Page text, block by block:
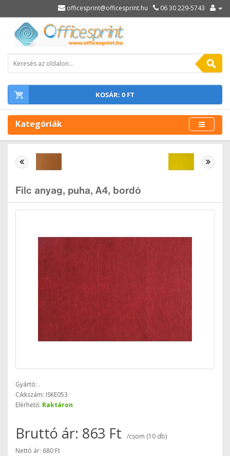
officesprint@officesprint.hu 06 30 229-5743
KOSÁR: 0 FT
Kategóriák
Filc anyag, puha, A4, bordó
Gyártó: .
Cikkszám: ISKE053
Elérhető: Raktáron
Bruttó ár: 863 Ft
/csom (10 db)
Nettó ár: 680 Ft